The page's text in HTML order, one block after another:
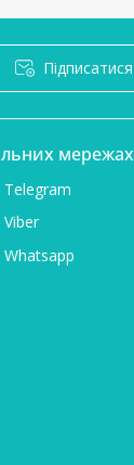
Підписатися
мережах
Telegram
Viber
Whatsapp